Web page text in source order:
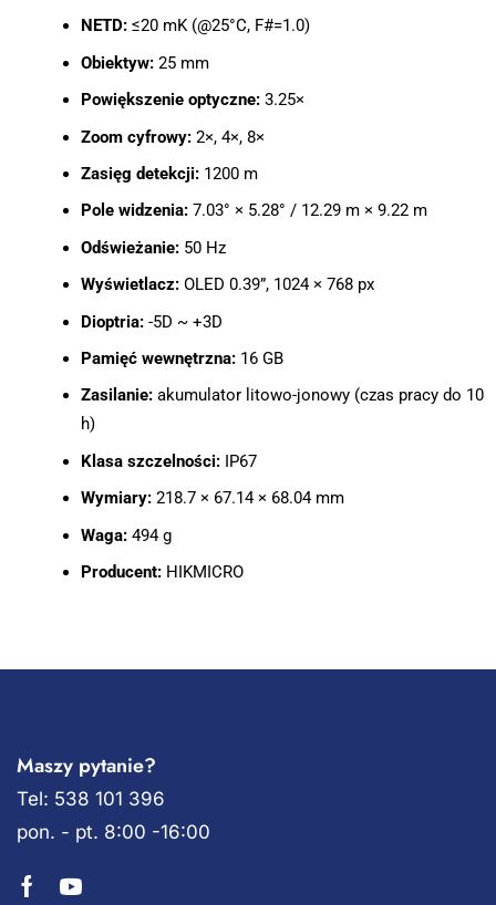
NETD:≤20 mK (@25°C, F#=1.0)
Obiektyw:25 mm
Powiększenie optyczne:3.25×
Zoom cyfrowy:2×, 4×, 8×
Zasięg detekcji:1200 m
Pole widzenia:7.03° × 5.28° / 12.29 m × 9.22 m
Odświeżanie:50 Hz
Wyświetlacz:OLED 0.39”, 1024 × 768 px
Dioptria:-5D ~ +3D
Pamięć wewnętrzna:16 GB
Zasilanie:akumulator litowo-jonowy (czas pracy do 10
h)
Klasa szczelności:IP67
Wymiary:218.7 × 67.14 × 68.04 mm
Waga:494 g
Producent:HIKMICRO
Maszy pytanie?
Tel: 538 101 396
pon. - pt. 8:00 -16:00